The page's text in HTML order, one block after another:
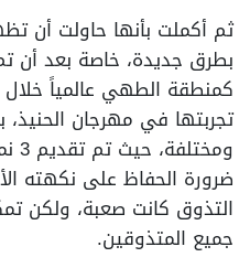
ثم أكملت بأنها حاولت أن
بطرق جديدة، خاصة بعد أن
تجربتها في مهرجان الحنيذ،
ضرورة الحفاظ على نكهته
التذوق كانت صعبة، ولكن
جميع المتذوقين.